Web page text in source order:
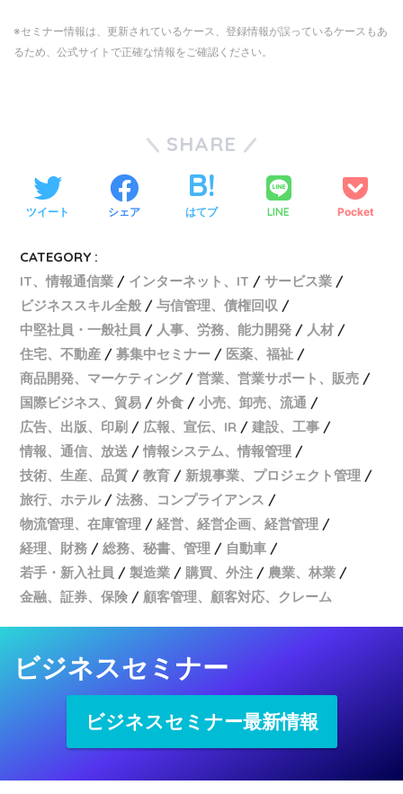
※セミナー情報は、更新されているケース、登録情報が誤っているケースもあ
るため、公式サイトで正確な情報をご確認ください。
SHARE
ツイート シェア はてブ LINE Pocket
CATEGORY :
IT、情報通信業
インターネット、IT
サービス業
ビジネススキル全般
与信管理、債権回収
中堅社員・一般社員
人事、労務、能力開発
人材
住宅、不動産
募集中セミナー
医薬、福祉
商品開発、マーケティング
営業、営業サポート、販売
国際ビジネス、貿易
外食
小売、卸売、流通
広告、出版、印刷
広報、宣伝、IR
建設、工事
情報、通信、放送
情報システム、情報管理
技術、生産、品質
教育
新規事業、プロジェクト管理
旅行、ホテル
法務、コンプライアンス
物流管理、在庫管理
経営、経営企画、経営管理
経理、財務
総務、秘書、管理
自動車
若手・新入社員
製造業 購買、外注
農業、林業
金融、証券、保険
顧客管理、顧客対応、クレーム
ビジネスセミナー
ビジネスセミナー最新情報